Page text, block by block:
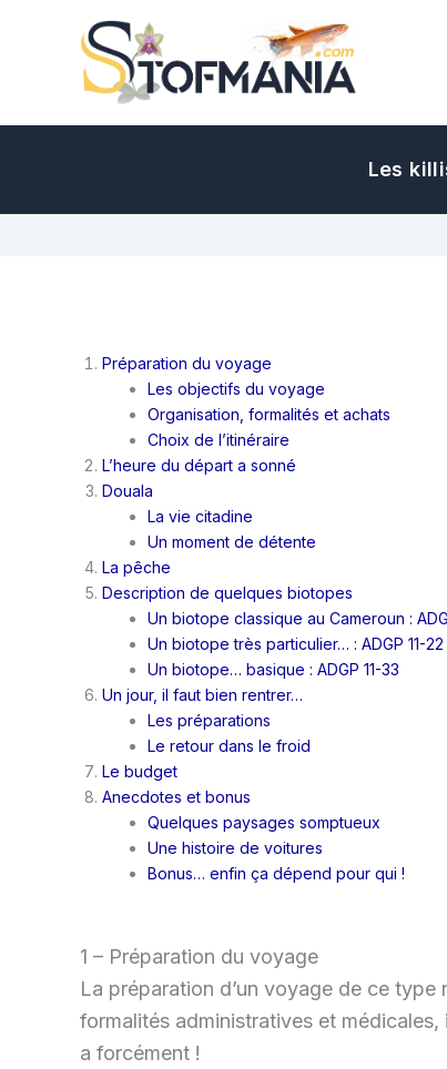
Les
Préparation du voyage
Les objectifs du voyage
Organisation, formalités et achats
Choix de l’itinéraire
L’heure du départ a sonné
Douala
La vie citadine
Un moment de détente
La pêche
Description de quelques biotopes
Un biotope classique au Cameroun :
Un biotope très particulier… : ADGP 11-22
Un biotope… basique : ADGP 11-33
Un jour, il faut bien rentrer…
Les préparations
Le retour dans le froid
Le budget
Anecdotes et bonus
Quelques paysages somptueux
Une histoire de voitures
Bonus… enfin ça dépend pour qui !
1 – Préparation du voyage
La préparation d’un voyage de ce type
formalités administratives et
a forcément !